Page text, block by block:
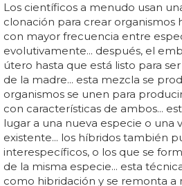
Los científicos a menudo usan
clonación para crear organismos
con mayor frecuencia entre
evolutivamente... después, el
útero hasta que está listo para
de la madre... esta mezcla se
organismos se unen para
con características de ambos...
lugar a una nueva especie o una
existente... los híbridos también
interespecíficos, o los que se
de la misma especie... esta
como hibridación y se remonta a